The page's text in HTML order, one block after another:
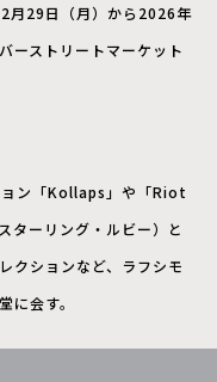
月29日（月）から2026年
ーストリートマーケット
ョン「Kollaps」や「Riot
ーリング・ルビー）と
クションなど、ラフシモ
に会す。